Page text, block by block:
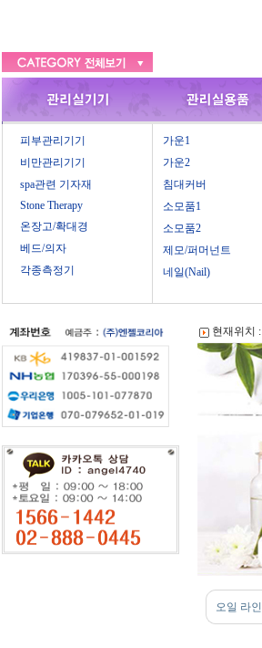
피부관리기기
비만관리기기
spa관련 기자재
Stone Therapy
온장고/확대경
베드/의자
각종측정기
가운1
가운2
침대커버
소모품1
소모품2
제모/퍼머넌트
네일(Nail)
현재위치 :
오일 라인